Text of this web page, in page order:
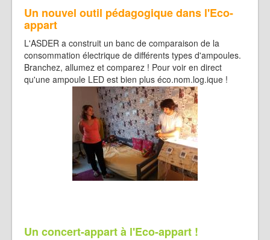
Un nouvel outil pédagogique dans l'Eco-
appart
L'ASDER a construit un banc de comparaison de la
consommation électrique de différents types d'ampoules.
Branchez, allumez et comparez ! Pour voir en direct
qu'une ampoule LED est bien plus éco.nom.log.ique !
Un concert-appart à l'Eco-appart !